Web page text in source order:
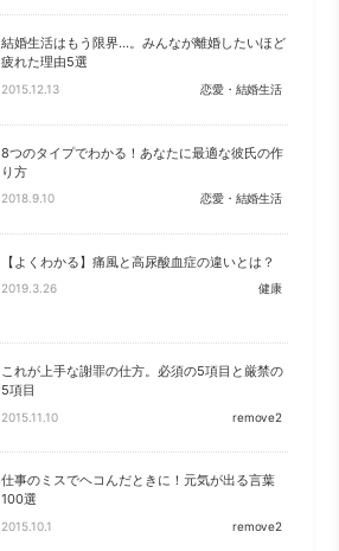
結婚生活はもう限界…。みんなが離婚したいほど
疲れた理由5選
2015.12.13 恋愛・結婚生活
8つのタイプでわかる！あなたに最適な彼氏の作
り方
2018.9.10 恋愛・結婚生活
【よくわかる】痛風と高尿酸血症の違いとは？
2019.3.26 健康
これが上手な謝罪の仕方。必須の5項目と厳禁の
5項目
2015.11.10 remove2
仕事のミスでヘコんだときに！元気が出る言葉
100選
2015.10.1 remove2